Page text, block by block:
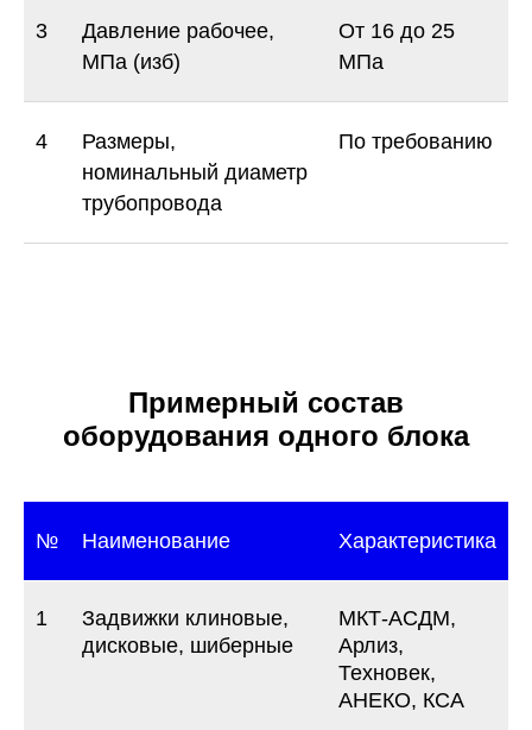
3
Давление рабочее,
МПа (изб)
От 16 до 25
МПа
4
Размеры,
номинальный диаметр
трубопровода
По требованию
Примерный состав
оборудования одного блока
№ Наименование Характеристика
1
Задвижки клиновые,
дисковые, шиберные
МКТ-АСДМ,
Арлиз,
Техновек,
АНЕКО, КСА